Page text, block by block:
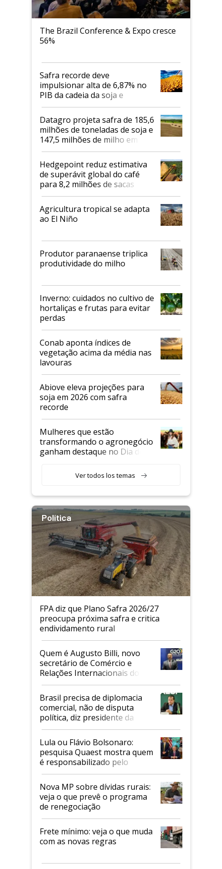
The Brazil Conference & Expo cresce
56%
Safra recorde deve
impulsionar alta de 6,87% no
PIB da cadeia da soja e
biodiesel em 2026
Datagro projeta safra de 185,6
milhões de toneladas de soja e
147,5 milhões de milho em
2026/27
Hedgepoint reduz estimativa
de superávit global do café
para 8,2 milhões de sacas
Agricultura tropical se adapta
ao El Niño
Produtor paranaense triplica
produtividade do milho
Inverno: cuidados no cultivo de
hortaliças e frutas para evitar
perdas
Conab aponta índices de
vegetação acima da média nas
lavouras
Abiove eleva projeções para
soja em 2026 com safra
recorde
Mulheres que estão
transformando o agronegócio
ganham destaque no Dia do
Ver todos los temas
Política
FPA diz que Plano Safra 2026/27
preocupa próxima safra e critica
endividamento rural
Quem é Augusto Billi, novo
secretário de Comércio e
Relações Internacionais do
Mapa
Brasil precisa de diplomacia
comercial, não de disputa
política, diz presidente da
Faesp
Lula ou Flávio Bolsonaro:
pesquisa Quaest mostra quem
é responsabilizado pelo
tarifaço dos EUA
Nova MP sobre dívidas rurais:
veja o que prevê o programa
de renegociação
Frete mínimo: veja o que muda
com as novas regras